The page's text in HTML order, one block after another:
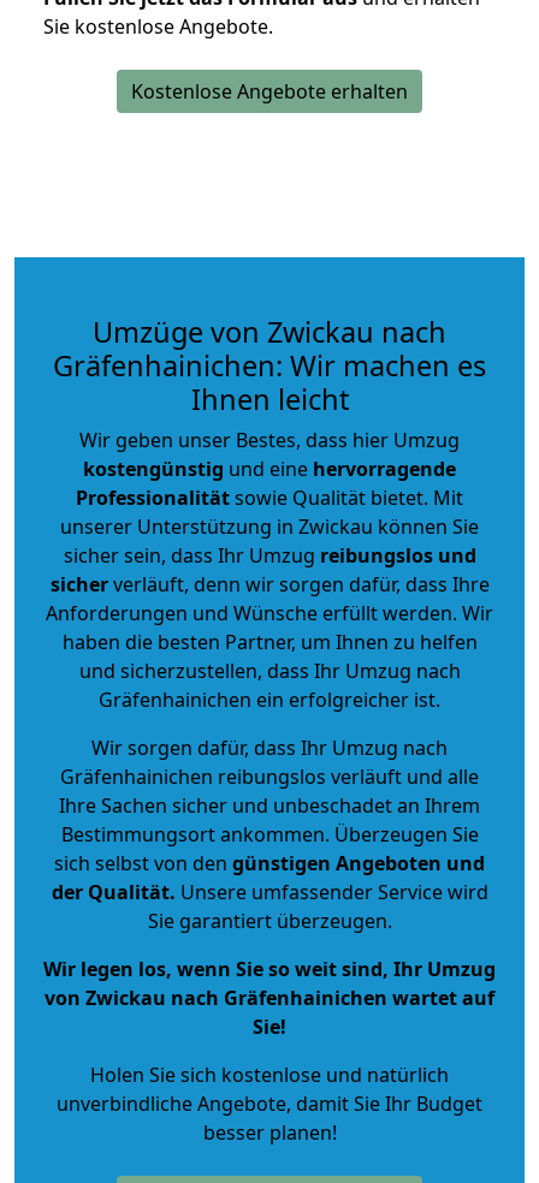
Sie kostenlose Angebote.
Kostenlose Angebote erhalten
Umzüge von Zwickau nach
Gräfenhainichen: Wir machen es
Ihnen leicht
Wir geben unser Bestes, dass hier Umzug
kostengünstig und eine hervorragende
Professionalitätsowie Qualität bietet. Mit
unserer Unterstützung in Zwickau können Sie
sicher sein, dass Ihr Umzug reibungslos und
sicherverläuft, denn wir sorgen dafür, dass Ihre
Anforderungen und Wünsche erfüllt werden. Wir
haben die besten Partner, um Ihnen zu helfen
und sicherzustellen, dass Ihr Umzug nach
Gräfenhainichen ein erfolgreicher ist.
Wir sorgen dafür, dass Ihr Umzug nach
Gräfenhainichen reibungslos verläuft und alle
Ihre Sachen sicher und unbeschadet an Ihrem
Bestimmungsort ankommen. Überzeugen Sie
sich selbst von den günstigen Angeboten und
der Qualität. Unsere umfassender Service wird
Sie garantiert überzeugen.
Wir legen los, wenn Sie so weit sind, Ihr Umzug
von Zwickau nach Gräfenhainichen wartet auf
Sie!
Holen Sie sich kostenlose und natürlich
unverbindliche Angebote, damit Sie Ihr Budget
besser planen!